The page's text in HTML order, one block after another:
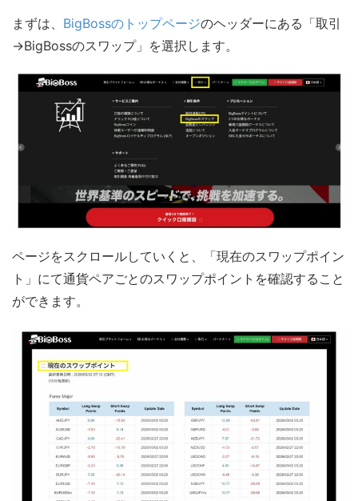
まずは、 BigBossのトップページのヘッダーにある「取引
→BigBossのスワップ」を選択します。
ページをスクロールしていくと、「現在のスワップポイン
ト」にて通貨ペアごとのスワップポイントを確認すること
ができます。